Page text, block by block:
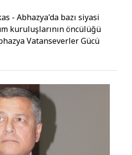
- Abhazya'da bazı siyasi
kuruluşlarının öncülüğü
Vatanseverler Gücü